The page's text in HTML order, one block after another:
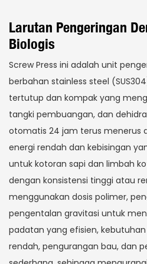
Larutan Pengeringan
Biologis
Screw Press ini adalah unit
berbahan stainless steel
tertutup dan kompak yang
tangki pembuangan, dan
otomatis 24 jam terus menerus
energi rendah dan kebisingan
untuk kotoran sapi dan limbah
dengan konsistensi tinggi atau
menggunakan dosis polimer,
pengentalan gravitasi untuk
padatan yang efisien,
rendah, pengurangan bau, dan